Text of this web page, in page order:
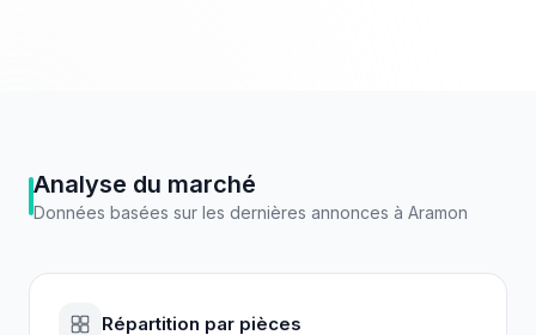
Analyse du marché
Données basées sur les dernières annonces à Aramon
Répartition par pièces